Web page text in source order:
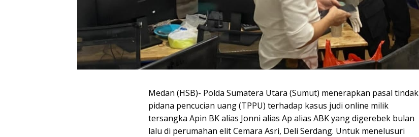
Medan (HSB)- Polda Sumatera Utara (Sumut) menerapkan pasal tindak
pidana pencucian uang (TPPU) terhadap kasus judi online milik
tersangka Apin BK alias Jonni alias Ap alias ABK yang digerebek bulan
lalu di perumahan elit Cemara Asri, Deli Serdang. Untuk menelusuri